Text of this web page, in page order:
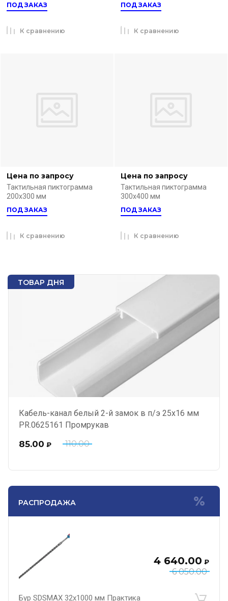
ТОВАР ДНЯ
Кабель-канал белый 2-й замок в п/э 25х16 мм
PR.0625161 Промрукав
110.00
85.00 ₽
РАСПРОДАЖА
6 050.00
4 640.00 ₽
Бур SDSMAX 32х1000 мм Практика
ПОД ЗАКАЗ
К сравнению
ПОД ЗАКАЗ
К сравнению
Цена по запросу
Тактильная пиктограмма
200х300 мм
ПОД ЗАКАЗ
К сравнению
Цена по запросу
Тактильная пиктограмма
300х400 мм
ПОД ЗАКАЗ
К сравнению